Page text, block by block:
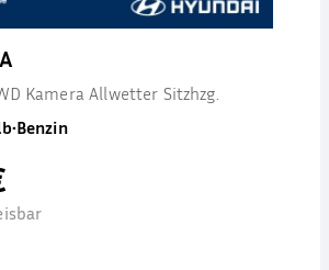
Kamera Allwetter Sitzhzg.
•Benzin